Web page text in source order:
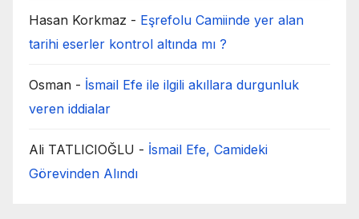
Hasan Korkmaz - Eşrefolu Camiinde yer alan
tarihi eserler kontrol altında mı ?
Osman - İsmail Efe ile ilgili akıllara durgunluk
veren iddialar
Ali TATLICIOĞLU - İsmail Efe, Camideki
Görevinden Alındı